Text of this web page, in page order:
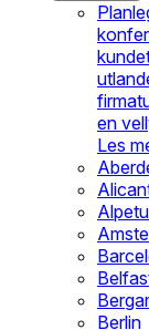
en
Les
Berlin